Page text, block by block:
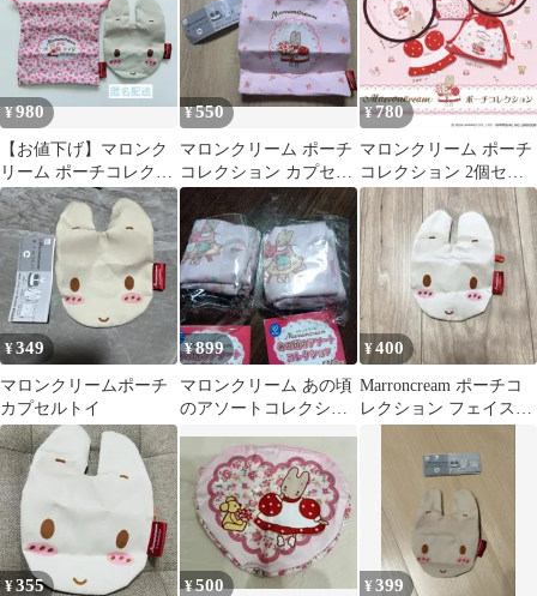
¥980
【お値下げ】マロンク
リーム ポーチコレクシ
ョン ピンク FACE 2点
セット
¥550
マロンクリーム ポーチ
コレクション カプセル
トイ
¥780
マロンクリーム ポーチ
コレクション 2個セッ
ト
¥349
マロンクリームポーチ
カプセルトイ
¥899
マロンクリーム あの頃
のアソートコレクショ
¥400
Marroncream ポーチコ
レクション フェイスポ
¥355 ¥500 ¥399